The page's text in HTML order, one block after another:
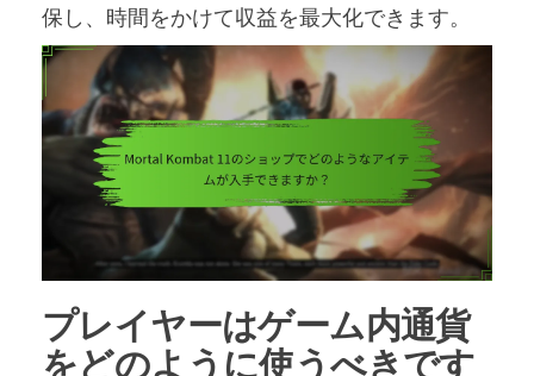
保し、時間をかけて収益を最大化できます。
プレイヤーはゲーム内通貨
をどのように使うべきです